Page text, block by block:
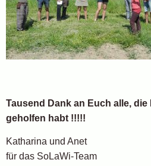
Tausend Dank an Euch alle, die
geholfen habt !!!!!
Katharina und Anet
für das SoLaWi-Team